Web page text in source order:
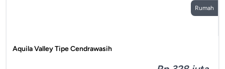
Rumah
Aquila Valley Tipe Cendrawasih